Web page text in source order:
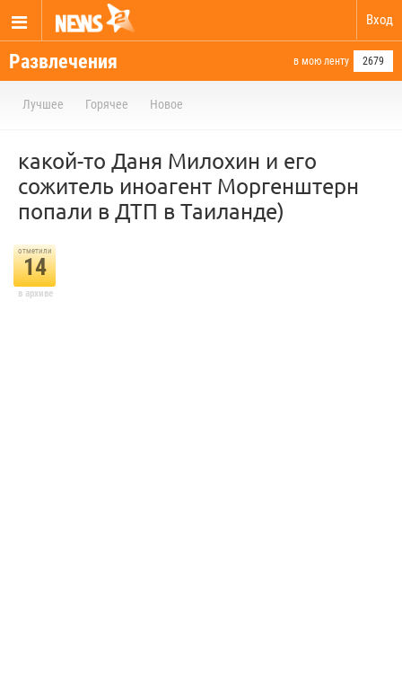
Вход
Развлечения в мою ленту 2679
Лучшее Горячее Новое
какой-то Даня Милохин и его
сожитель иноагент Моргенштерн
попали в ДТП в Таиланде)
отметили
14
в архиве